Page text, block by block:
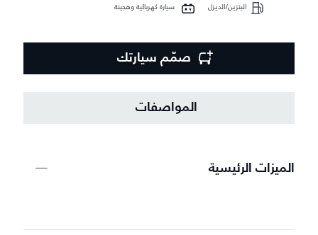
البنزين/الديزل سيارة كهربائية وهجينة
صمّم سيارتك
المواصفات
الميزات الرئيسية